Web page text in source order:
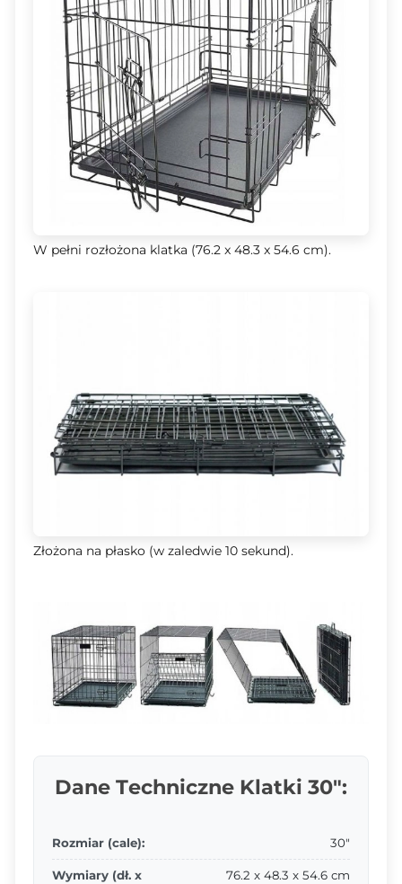
W pełni rozłożona klatka (76.2 x 48.3 x 54.6 cm).
Złożona na płasko (w zaledwie 10 sekund).
Dane Techniczne Klatki 30":
Rozmiar (cale): 30"
Wymiary (dł. x
76.2 x 48.3 x 54.6 cm